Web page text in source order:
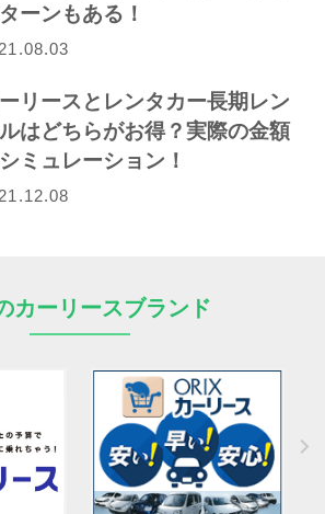
ーンもある！
リースとレンタカー長期レン
はどちらがお得？実際の金額
ミュレーション！
カーリースブランド